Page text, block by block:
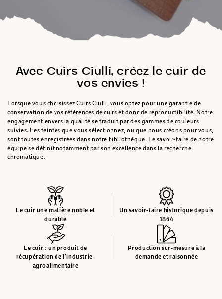
Avec Cuirs Ciulli, créez le cuir de
vos envies !
Lorsque vous choisissez Cuirs Ciulli, vous optez pour une garantie de
conservation de vos références de cuirs et donc de reproductibilité. Notre
engagement envers la qualité se traduit par des gammes de couleurs
suivies. Les teintes que vous sélectionnez, ou que nous créons pour vous,
sont toutes enregistrées dans notre bibliothèque. Le savoir-faire de notre
équipe se définit notamment par son excellence dans la recherche
chromatique.
Le cuir une matière noble et
durable
Un savoir-faire historique depuis
1864
Le cuir : un produit de
récupération de l’industrie-
agroalimentaire
Production sur-mesure à la
demande et raisonnée